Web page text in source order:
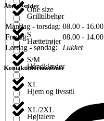
Grilltilbehør
Hættetrøjer
Håndklæder
Hjem og livsstil
Højtalere
One size
S
S/M
XL
XL/2XL
Åbningstider
Mandag - torsdag: 08.00 - 16.00
Fredag:
08.00 - 14.00
Lørdag - søndag:
Lukket
Kontaktinformationer